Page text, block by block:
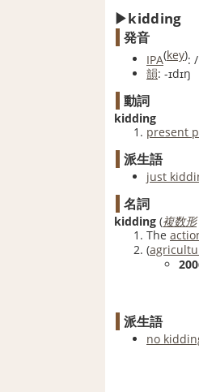
kidding
発音
IPA(key):
韻: -ɪdɪŋ
動詞
kidding
present
派生語
just
名詞
kidding (複数形
The
(
派生語
no